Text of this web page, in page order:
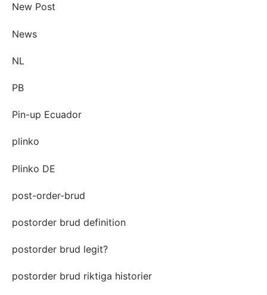
New Post
News
NL
PB
Pin-up Ecuador
plinko
Plinko DE
post-order-brud
postorder brud definition
postorder brud legit?
postorder brud riktiga historier